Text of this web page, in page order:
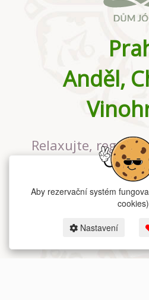
Anděl,
Relaxujte,
se v největším
Praze
Aby rezervační systém
cookies)
Nastavení